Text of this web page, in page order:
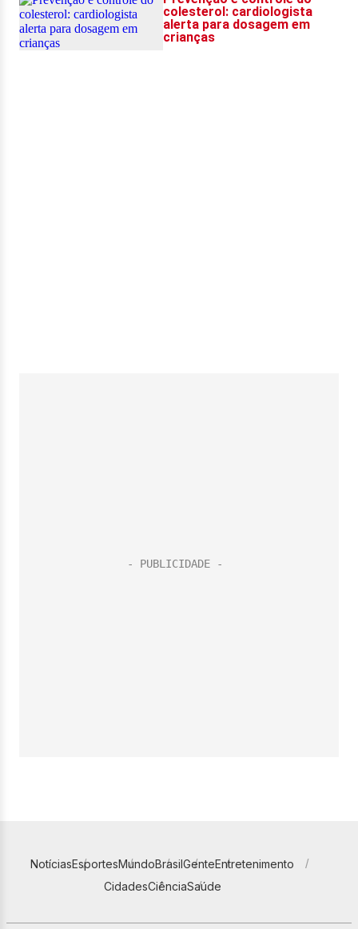
NotíciasEsportesMundoBrasilGenteEntretenimento
CidadesCiênciaSaúde